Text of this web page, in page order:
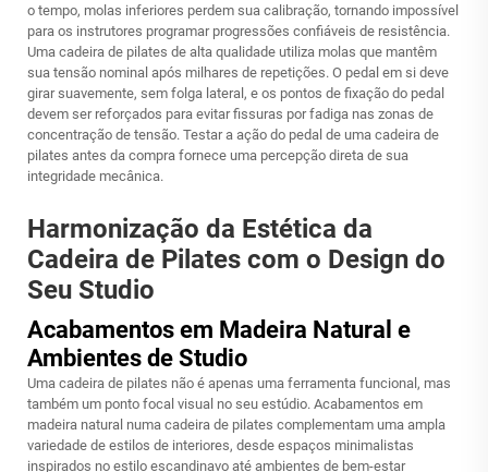
o tempo, molas inferiores perdem sua calibração, tornando impossível
para os instrutores programar progressões confiáveis de resistência.
Uma cadeira de pilates de alta qualidade utiliza molas que mantêm
sua tensão nominal após milhares de repetições. O pedal em si deve
girar suavemente, sem folga lateral, e os pontos de fixação do pedal
devem ser reforçados para evitar fissuras por fadiga nas zonas de
concentração de tensão. Testar a ação do pedal de uma cadeira de
pilates antes da compra fornece uma percepção direta de sua
integridade mecânica.
Harmonização da Estética da
Cadeira de Pilates com o Design do
Seu Studio
Acabamentos em Madeira Natural e
Ambientes de Studio
Uma cadeira de pilates não é apenas uma ferramenta funcional, mas
também um ponto focal visual no seu estúdio. Acabamentos em
madeira natural numa cadeira de pilates complementam uma ampla
variedade de estilos de interiores, desde espaços minimalistas
inspirados no estilo escandinavo até ambientes de bem-estar